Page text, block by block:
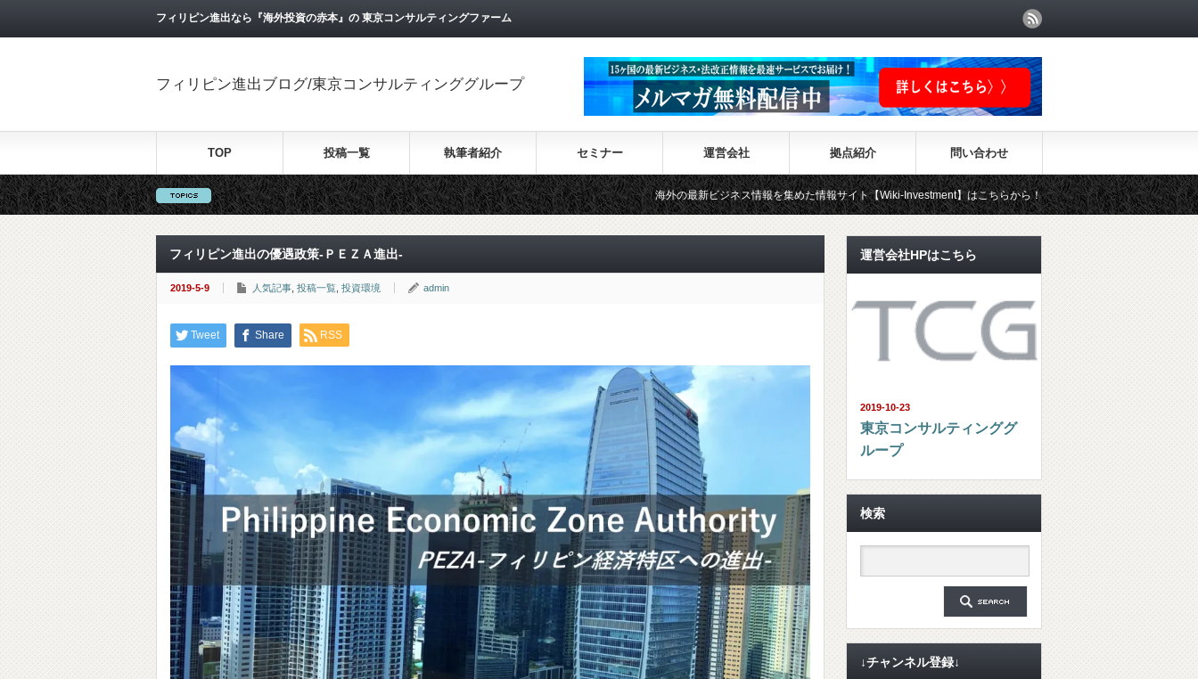
フィリピン進出なら『海外投資の赤本』の 東京コンサルティングファーム
フィリピン進出ブログ/東京コンサルティンググループ
TOP 投稿一覧 執筆者紹介 セミナー 運営会社 拠点紹介 問い合わせ
海外の最新ビジネス情報を集めた情報サイト【Wiki-Investment】はこちらから！！
フィリピン進出の優遇政策-ＰＥＺＡ進出-
2019-5-9 人気記事 投稿一覧 投資環境 admin
Tweet Share RSS
運営会社HPはこちら
2019-10-23
東京コンサルティンググ
ループ
検索
↓チャンネル登録↓